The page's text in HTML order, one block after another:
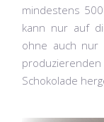
mindestens
kann nur auf
ohne auch nur
Schokolade